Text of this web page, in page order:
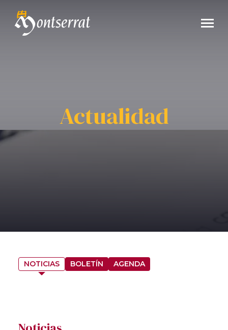
Actualidad
NOTICIAS BOLETÍN AGENDA